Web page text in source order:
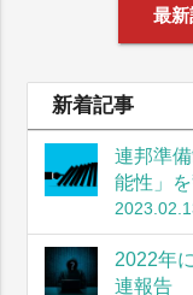
最新
新着記事
連邦準
能性」
2022年
連報告